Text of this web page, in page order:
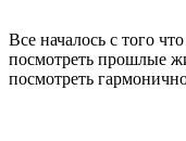
Все началось с того
посмотреть прошлые
посмотреть